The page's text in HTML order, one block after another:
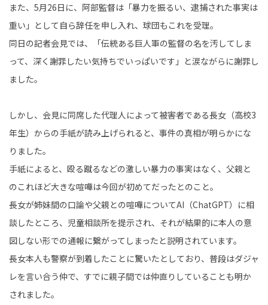
また、5月26日に、阿部監督は「暴力を振るい、逮捕された事実は
重い」として自ら辞任を申し入れ、球団もこれを受理。
同日の記者会見では、「伝統ある巨人軍の監督の名を汚してしま
って、深く謝罪したい気持ちでいっぱいです」と涙ながらに謝罪し
ました。
しかし、会見に同席した代理人によって被害者である長女（高校3
年生）からの手紙が読み上げられると、事件の真相が明らかにな
りました。
手紙によると、殴る蹴るなどの激しい暴力の事実はなく、父親と
のこれほど大きな喧嘩は今回が初めてだったとのこと。
長女が姉妹間の口論や父親との喧嘩についてAI（ChatGPT）に相
談したところ、児童相談所を提示され、それが結果的に本人の意
図しない形での通報に繋がってしまったと説明されています。
長女本人も警察が到着したことに驚いたとしており、普段はダジャ
レを言い合う仲で、すでに親子間では仲直りしていることも明か
されました。